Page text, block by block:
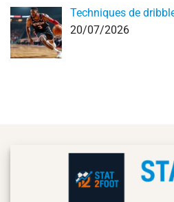
Techniques de
20/07/2026